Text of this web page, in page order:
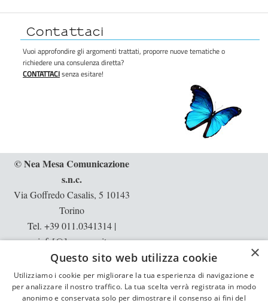
Contattaci
Vuoi approfondire gli argomenti trattati, proporre nuove tematiche o
richiedere una consulenza diretta?
CONTATTACIsenza esitare!
© Nea Mesa Comunicazione
s.n.c.
Via Goffredo Casalis, 5 10143
Torino
Tel. +39 011.0341314 |
info[@]neamesa.it
p.iva: 10397540013 | rea: TO -
1129913
Informative:privacy|cookie
×
Questo sito web utilizza cookie
Utilizziamo i cookie per migliorare la tua esperienza di navigazione e
per analizzare il nostro traffico. La tua scelta verrà registrata in modo
anonimo e conservata solo per dimostrare il consenso ai fini del